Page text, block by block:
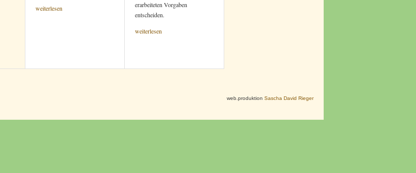
weiterlesen
erarbeiteten Vorgaben
entscheiden.
weiterlesen
web.produktion Sascha David Rieger